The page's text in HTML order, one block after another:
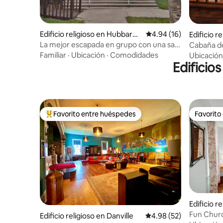
Edificio religioso en Hubbard
Lake
Calificación
4.94 (16)
La mejor escapada en grupo con una sala
de juegos épica cerca del lago
Familiar · Ubicación · Comodidades
Edificio
Cabaña
Ubicación
Favorito entre huéspedes preferido
Favorito entre huéspedes
Edificio religioso en Danville Calificación
4.98 (52)
Edificio
Fun